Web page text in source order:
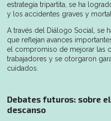
estrategia tripartita, se ha
y los accidentes graves y
A través del Diálogo Social, se
que reflejan avances
el compromiso de mejorar las
trabajadores y se otorgaron
cuidados.
Debates futuros: sobre
descanso